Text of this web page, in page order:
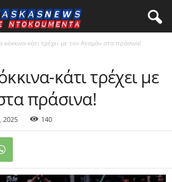
κάτι τρέχει με τον Αταμάν στα πράσινα!
κάτι τρέχει με
πράσινα!
2025 140